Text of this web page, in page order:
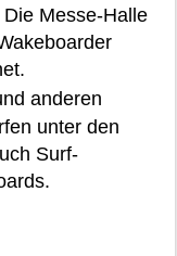
Messe-Halle
anderen
unter den
Surf-